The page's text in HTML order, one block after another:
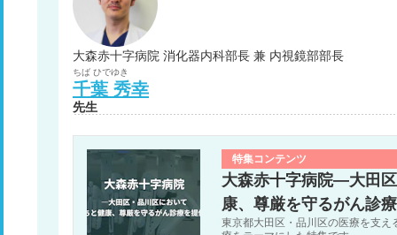
大森赤十字病院 消化器内科部長 兼 内視鏡部部長
ちば ひでゆき
千葉 秀幸
先生
特集コンテンツ
大森赤十字病院―大田
康、尊厳を守るがん診
東京都大田区・品川区の医療を支